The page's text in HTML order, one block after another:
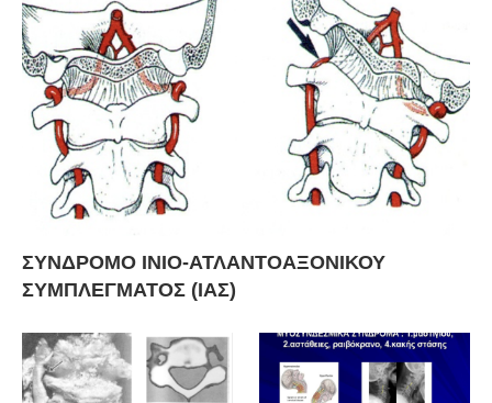
ΣΥΝΔΡΟΜΟ ΙΝΙΟ-ΑΤΛΑΝΤΟΑΞΟΝΙΚΟΥ
ΣΥΜΠΛΕΓΜΑΤΟΣ (ΙΑΣ)